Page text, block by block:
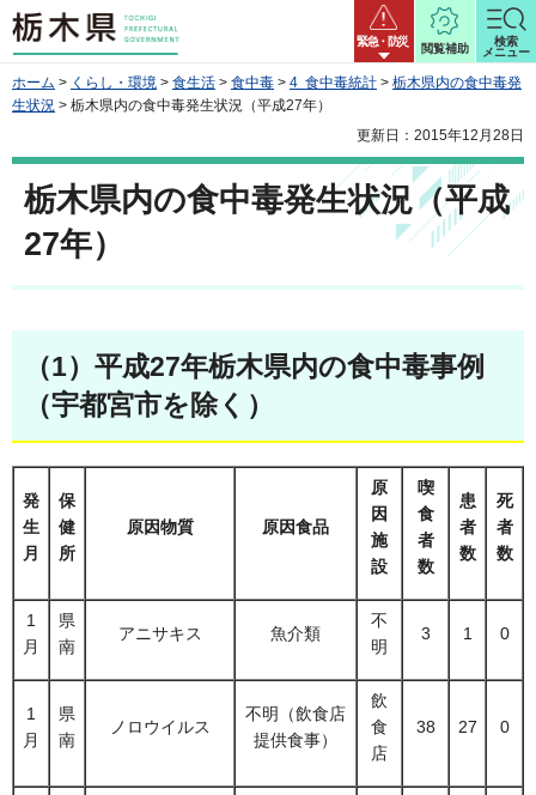
栃木県 緊急・防災
閲覧補助
検索
メニュー
ホーム > くらし・環境 > 食生活 > 食中毒 > 4 食中毒統計 > 栃木県内の食中毒発
生状況 > 栃木県内の食中毒発生状況（平成27年）
更新日：2015年12月28日
栃木県内の食中毒発生状況（平成
27年）
（1）平成27年栃木県内の食中毒事例
（宇都宮市を除く）
発
生
月
保
健
所
原因物質 原因食品
原
因
施
設
喫
食
者
数
患
者
数
死
者
数
1
月
県
南
アニサキス 魚介類
不
明
3 1 0
1
月
県
南
ノロウイルス
不明（飲食店
提供食事）
飲
食
店
38 27 0